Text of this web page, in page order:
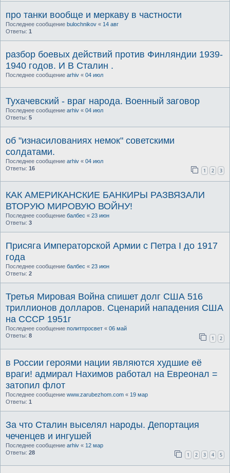
про танки вообще и меркаву в частности
Последнее сообщение bulochnikov « 14 авг
Ответы: 1
разбор боевых действий против Финляндии 1939-
1940 годов. И В Сталин .
Последнее сообщение arhiv « 04 июл
Тухачевский - враг народа. Военный заговор
Последнее сообщение arhiv « 04 июл
Ответы: 5
об "изнасилованиях немок" советскими
солдатами.
Последнее сообщение arhiv « 04 июл
Ответы: 16 1 2 3
КАК АМЕРИКАНСКИЕ БАНКИРЫ РАЗВЯЗАЛИ
ВТОРУЮ МИРОВУЮ ВОЙНУ!
Последнее сообщение балбес « 23 июн
Ответы: 3
Присяга Императорской Армии с Петра I до 1917
года
Последнее сообщение балбес « 23 июн
Ответы: 2
Третья Мировая Война спишет долг США 516
триллионов долларов. Сценарий нападения США
на СССР 1951г
Последнее сообщение политпросвет « 06 май
Ответы: 8 1 2
в России героями нации являются худшие её
враги! адмирал Нахимов работал на Евреонал =
затопил флот
Последнее сообщение www.zarubezhom.com « 19 мар
Ответы: 1
За что Сталин выселял народы. Депортация
чеченцев и ингушей
Последнее сообщение arhiv « 12 мар
Ответы: 28 1 2 3 4 5